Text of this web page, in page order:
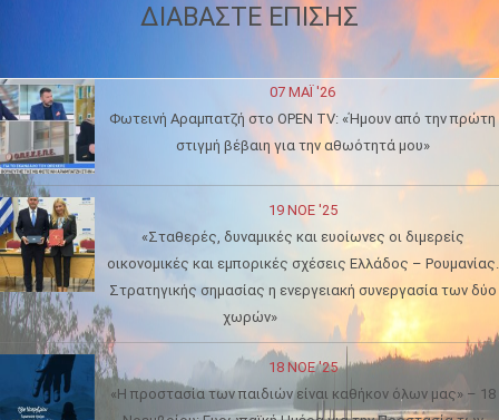
ΔΙΑΒΑΣΤΕ ΕΠΙΣΗΣ
07 ΜΑΪ́ '26
Φωτεινή Αραμπατζή στο OPEN TV: «Ήμουν από την πρώτη
στιγμή βέβαιη για την αθωότητά μου»
19 ΝΟΈ '25
«Σταθερές, δυναμικές και ευοίωνες οι διμερείς
οικονομικές και εμπορικές σχέσεις Ελλάδος – Ρουμανίας.
Στρατηγικής σημασίας η ενεργειακή συνεργασία των δύο
χωρών»
18 ΝΟΈ '25
«Η προστασία των παιδιών είναι καθήκον όλων μας» – 18